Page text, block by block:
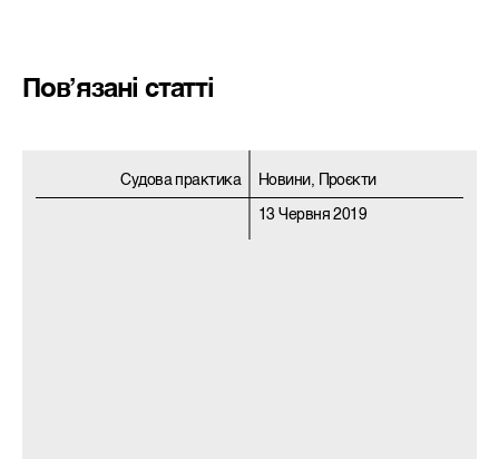
Пов’язані статті
Судова практика Новини, Проєкти
13 Червня 2019